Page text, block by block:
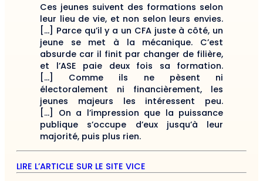
Ces jeunes suivent des formations selon
leur lieu de vie, et non selon leurs envies.
[…] Parce qu’il y a un CFA juste à côté, un
jeune se met à la mécanique. C’est
absurde car il finit par changer de filière,
et l’ASE paie deux fois sa formation.
[…] Comme ils ne pèsent ni
électoralement ni financièrement, les
jeunes majeurs les intéressent peu.
[…] On a l’impression que la puissance
publique s’occupe d’eux jusqu’à leur
majorité, puis plus rien.
LIRE L’ARTICLE SUR LE SITE VICE